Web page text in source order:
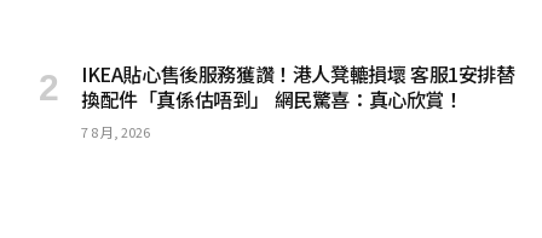
IKEA貼心售後服務獲讚！港人凳轆損壞 客服1安排替
換配件「真係估唔到」 網民驚喜：真心欣賞！
7 8 月, 2026